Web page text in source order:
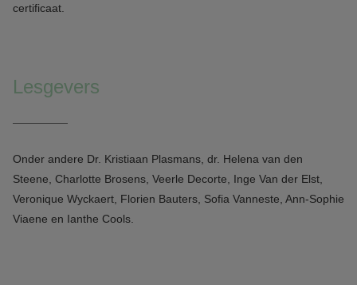
certificaat.
Lesgevers
Onder andere Dr. Kristiaan Plasmans, dr. Helena van den
Steene, Charlotte Brosens, Veerle Decorte, Inge Van der Elst,
Veronique Wyckaert, Florien Bauters, Sofia Vanneste, Ann-Sophie
Viaene en Ianthe Cools.